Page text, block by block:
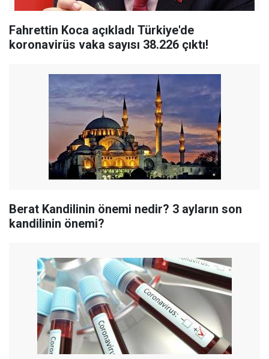
Fahrettin Koca açıkladı Türkiye'de
koronavirüs vaka sayısı 38.226 çıktı!
Berat Kandilinin önemi nedir? 3 ayların son
kandilinin önemi?